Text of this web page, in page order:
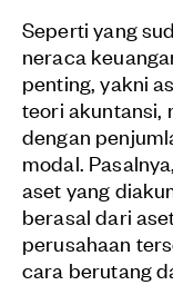
Seperti yang
neraca
penting, yakni
teori akuntansi,
dengan
modal.
aset yang
berasal dari
perusahaan
cara berutang